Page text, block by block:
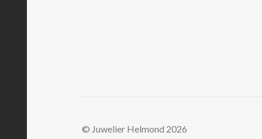
© Juwelier Helmond 2026